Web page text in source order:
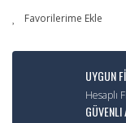
UYGUN
Hesaplı
GÜVENLI